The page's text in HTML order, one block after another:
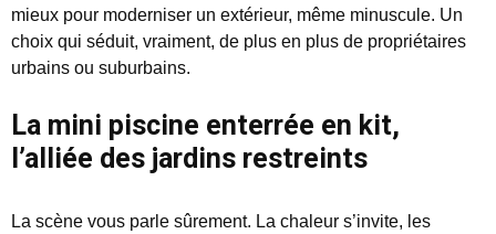
mieux pour moderniser un extérieur, même minuscule. Un
choix qui séduit, vraiment, de plus en plus de propriétaires
urbains ou suburbains.
La mini piscine enterrée en kit,
l’alliée des jardins restreints
La scène vous parle sûrement. La chaleur s’invite, les